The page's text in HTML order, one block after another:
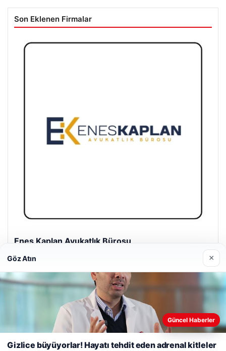
Son Eklenen Firmalar
Enes Kaplan Avukatlık Bürosu
© 2026 Sağlık Haberleri
Web sitemizi nasıl kullandığınızı daha iyi anlayabilmek,
kullanıyoruz.Çerez Politikamız
Göz Atın ×
Güncel Haberler
Gizlice büyüyorlar! Hayatı tehdit eden adrenal kitleler